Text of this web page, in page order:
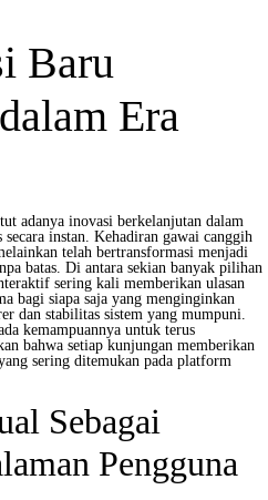
Baru
Era
adanya inovasi berkelanjutan dalam
instan. Kehadiran gawai canggih
telah bertransformasi menjadi
batas. Di antara sekian banyak pilihan
sering kali memberikan ulasan
bagi siapa saja yang menginginkan
dan stabilitas sistem yang mumpuni.
kemampuannya untuk terus
bahwa setiap kunjungan memberikan
sering ditemukan pada platform
Sebagai
Pengguna